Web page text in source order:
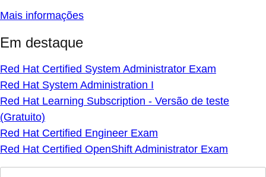
Mais informações
Em destaque
Red Hat Certified System Administrator Exam
Red Hat System Administration I
Red Hat Learning Subscription - Versão de teste
(Gratuito)
Red Hat Certified Engineer Exam
Red Hat Certified OpenShift Administrator Exam